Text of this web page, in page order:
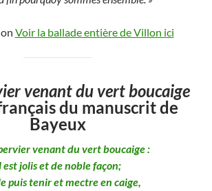
Voir la ballade entière de Villon ici
venant du vert boucaige
du manuscrit de
Bayeux
venant du vert boucaige :
est jolis et de noble façon;
puis tenir et mectre en caige,